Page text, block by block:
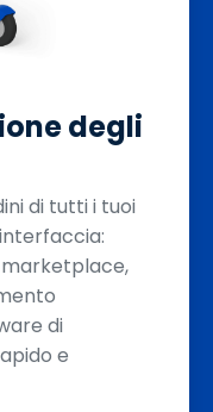
degli
di tutti i tuoi
marketplace,
di
e